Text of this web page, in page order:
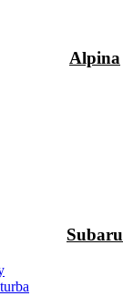
Alpina
Subaru